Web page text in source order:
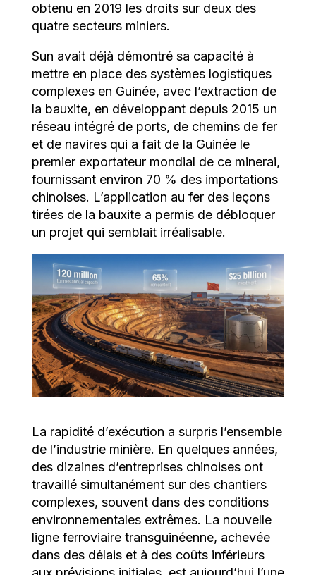
obtenu en 2019 les droits sur deux des
quatre secteurs miniers.
Sun avait déjà démontré sa capacité à
mettre en place des systèmes logistiques
complexes en Guinée, avec l’extraction de
la bauxite, en développant depuis 2015 un
réseau intégré de ports, de chemins de fer
et de navires qui a fait de la Guinée le
premier exportateur mondial de ce minerai,
fournissant environ 70 % des importations
chinoises. L’application au fer des leçons
tirées de la bauxite a permis de débloquer
un projet qui semblait irréalisable.
La rapidité d’exécution a surpris l’ensemble
de l’industrie minière. En quelques années,
des dizaines d’entreprises chinoises ont
travaillé simultanément sur des chantiers
complexes, souvent dans des conditions
environnementales extrêmes. La nouvelle
ligne ferroviaire transguinéenne, achevée
dans des délais et à des coûts inférieurs